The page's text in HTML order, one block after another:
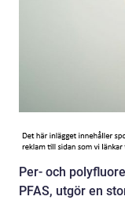
Per- och
PFAS, utgör en